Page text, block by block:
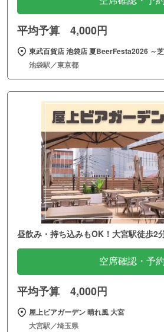
平均予算 4,000円
東武百貨店 池袋店 夏BeerFesta2026 ～
池袋駅／東京都
昼飲み・持ち込みもOK！大宮駅徒歩2
空席確認・予約
平均予算 4,000円
屋上ビアガーデン 晴れ風 大宮
大宮駅／埼玉県